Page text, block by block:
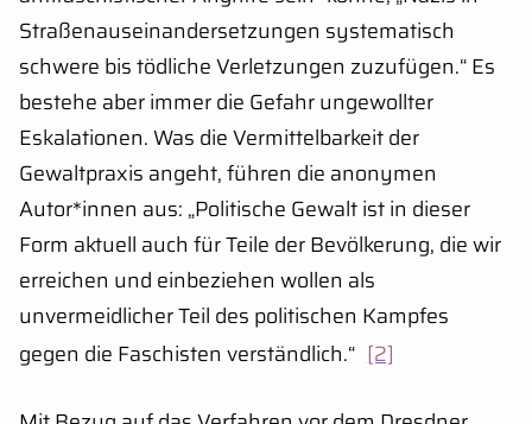
Straßenauseinandersetzungen systematisch
schwere bis tödliche Verletzungen zuzufügen.“ Es
bestehe aber immer die Gefahr ungewollter
Eskalationen. Was die Vermittelbarkeit der
Gewaltpraxis angeht, führen die anonymen
Autor*innen aus: „Politische Gewalt ist in dieser
Form aktuell auch für Teile der Bevölkerung, die wir
erreichen und einbeziehen wollen als
unvermeidlicher Teil des politischen Kampfes
gegen die Faschisten verständlich.“ [2]